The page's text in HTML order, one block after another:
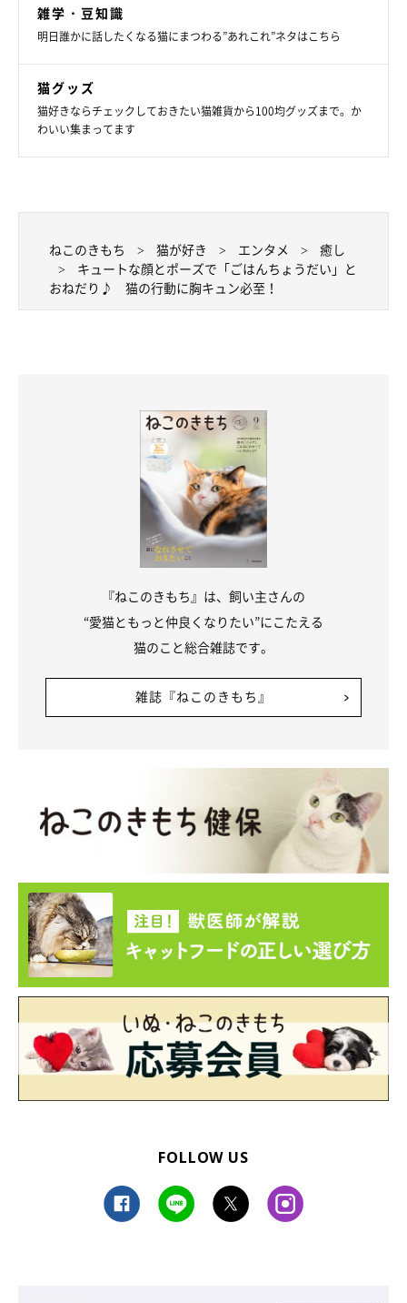
雑学・豆知識
明日誰かに話したくなる猫にまつわる”あれこれ”ネタはこちら
猫グッズ
猫好きならチェックしておきたい猫雑貨から100均グッズまで。か
わいい集まってます
ねこのきもち 猫が好き エンタメ
癒し
キュートな顔とポーズで「ごはんちょうだい」と
おねだり♪ 猫の行動に胸キュン必至！
『ねこのきもち』は、飼い主さんの
“愛猫ともっと仲良くなりたい”にこたえる
猫のこと総合雑誌です。
雑誌『ねこのきもち』
FOLLOW US